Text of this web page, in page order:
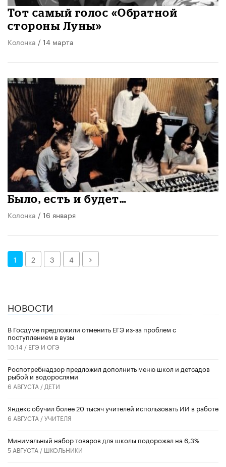
Тот самый голос «Обратной
стороны Луны»
Колонка / 14 марта
Было, есть и будет…
Колонка / 16 января
1 2 3 4 Далее
НОВОСТИ
В Госдуме предложили отменить ЕГЭ из-за проблем с
поступлением в вузы
10:14 / ЕГЭ И ОГЭ
Роспотребнадзор предложил дополнить меню школ и детсадов
рыбой и водорослями
6 АВГУСТА / ДЕТИ
​Яндекс обучил более 20 тысяч учителей использовать ИИ в работе
6 АВГУСТА /УЧИТЕЛЯ
Минимальный набор товаров для школы подорожал на 6,3%
5 АВГУСТА / ШКОЛЬНИКИ